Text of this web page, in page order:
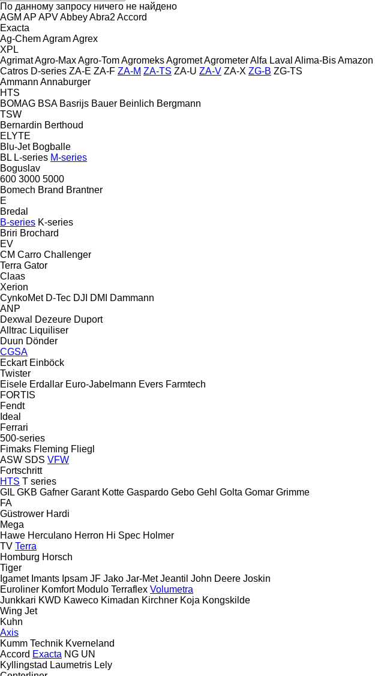
По данному запросу ничего не найдено
AGM AP APVAbbeyAbra2 Accord
Exacta
Ag-ChemAgramAgrex
XPL
AgrimatAgro-MaxAgro-TomAgromeksAgrometAgrometerAlfa Laval Alima-BisAmazon
Catros D-series ZA-E ZA-F ZA-M ZA-TS ZA-U ZA-V ZA-X ZG-B ZG-TS
Ammann Annaburger
HTS
BOMAG BSA Basrijs Bauer Beinlich Bergmann
TSW
Bernardin Berthoud
ELYTE
Blu-Jet Bogballe
BL L-series M-series
Boguslav
600 3000 5000
Bomech Brand Brantner
E
Bredal
B-series K-series
Briri Brochard
EV
CM Carro Challenger
Terra Gator
Claas
Xerion
CynkoMet D-Tec DJI DMI
Dammann
ANP
Dexwal
Dezeure Duport
Alltrac Liquiliser
Duun Dönder
CGSA
Eckart Einböck
Twister
Eisele Erdallar Euro-Jabelmann Evers Farmtech
FORTIS
Fendt
Ideal
Ferrari
500-series
Fimaks Fleming Fliegl
ASW SDS VFW
Fortschritt
HTS T series
GIL GKB Gafner Garant Kotte Gaspardo Gebo Gehl Golta Gomar Grimme
FA
Güstrower Hardi
Mega
Hawe Herculano Herron Hi Spec Holmer
TV Terra
Homburg Horsch
Tiger
Igamet Imants Ipsam JF Jako Jar-Met Jeantil John Deere Joskin
Euroliner Komfort Modulo Terraflex Volumetra
Junkkari KWD Kaweco Kimadan Kirchner Koja Kongskilde
Wing Jet
Kuhn
Axis
Kumm Technik Kverneland
Accord Exacta NG UN
Kyllingstad Laumetris Lely